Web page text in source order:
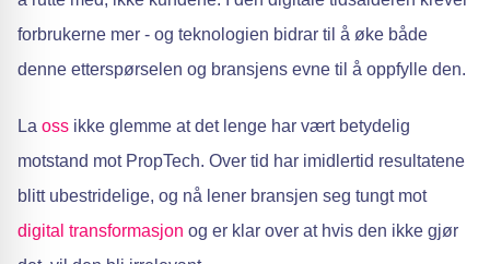
forbrukerne mer - og teknologien bidrar til å øke både
denne etterspørselen og bransjens evne til å oppfylle den.
La oss ikke glemme at det lenge har vært betydelig
motstand mot PropTech. Over tid har imidlertid resultatene
blitt ubestridelige, og nå lener bransjen seg tungt mot
digital transformasjon og er klar over at hvis den ikke gjør